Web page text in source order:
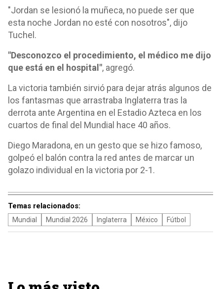
"Jordan se lesionó la muñeca, no puede ser que
esta noche Jordan no esté con nosotros", dijo
Tuchel.
"Desconozco el procedimiento, el médico me dijo
que está en el hospital", agregó.
La victoria también sirvió para dejar atrás algunos de
los fantasmas que arrastraba Inglaterra tras la
derrota ante Argentina en el Estadio Azteca en los
cuartos de final del Mundial hace 40 años.
Diego Maradona, en un gesto que se hizo famoso,
golpeó el balón contra la red antes de marcar un
golazo individual en la victoria por 2-1.
Temas relacionados:
Mundial Mundial 2026 Inglaterra México Fútbol